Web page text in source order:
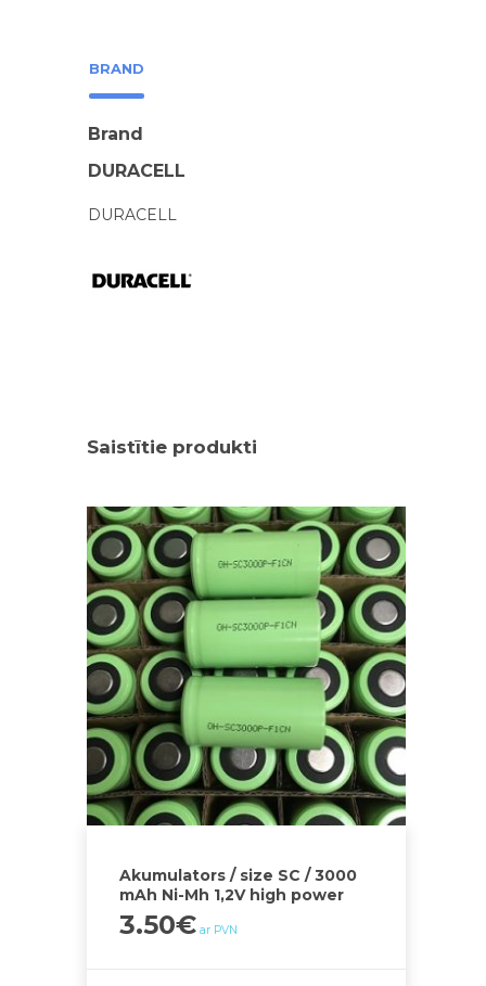
BRAND
Brand
DURACELL
DURACELL
Saistītie produkti
Akumulators / size SC / 3000
mAh Ni-Mh 1,2V high power
3.50€ ar PVN